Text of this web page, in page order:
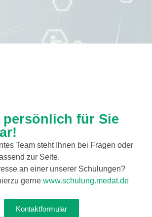
für Sie
Team steht Ihnen bei Fragen oder
zur Seite.
an einer unserer Schulungen?
gerne www.schulung.medat.de
Kontaktformular